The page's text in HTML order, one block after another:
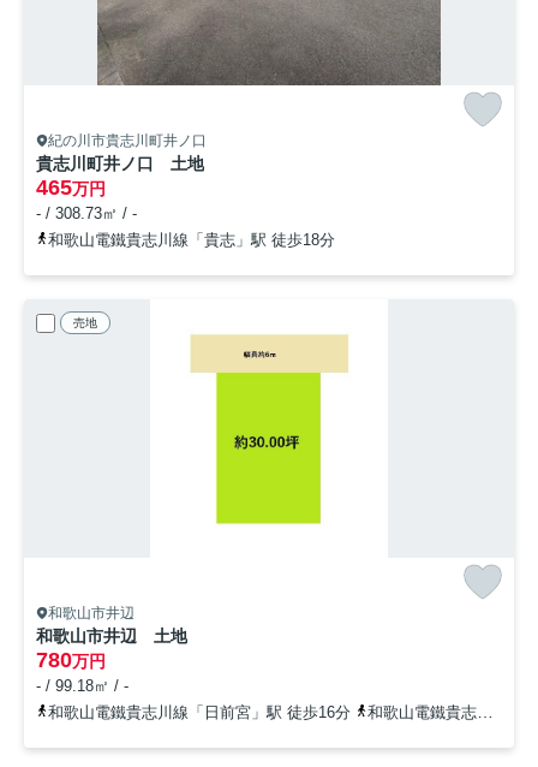
紀の川市貴志川町井ノ口
貴志川町井ノ口 土地
465万円
- / 308.73㎡ / -
和歌山電鐵貴志川線「貴志」駅 徒歩18分
売地
和歌山市井辺
和歌山市井辺 土地
780万円
- / 99.18㎡ / -
和歌山電鐵貴志川線「日前宮」駅 徒歩16分
和歌山電鐵貴志川線「神前」駅 徒歩18分